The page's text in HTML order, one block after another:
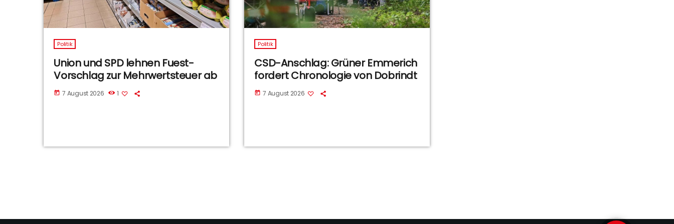
Politik
Union und SPD lehnen Fuest-
Vorschlag zur Mehrwertsteuer ab
today 7 August 2026 1
Politik
CSD-Anschlag: Grüner Emmerich
fordert Chronologie von Dobrindt
today 7 August 2026